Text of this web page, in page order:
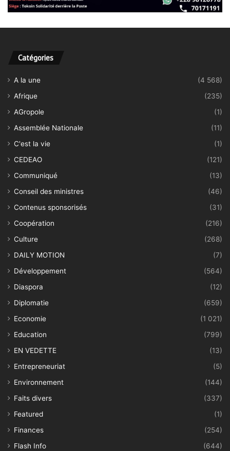
Catégories
A la une
(4 568)
Afrique
(235)
AGropole
(1)
Assemblée Nationale
(11)
C'est la vie
(1)
CEDEAO
(121)
Communiqué
(13)
Conseil des ministres
(46)
Contenus sponsorisés
(31)
Coopération
(216)
Culture
(268)
DAILY MOTION
(7)
Développement
(564)
Diaspora
(12)
Diplomatie
(659)
Economie
(1 021)
Education
(799)
EN VEDETTE
(13)
Entrepreneuriat
(5)
Environnement
(144)
Faits divers
(337)
Featured
(1)
Finances
(254)
Flash Info
(644)